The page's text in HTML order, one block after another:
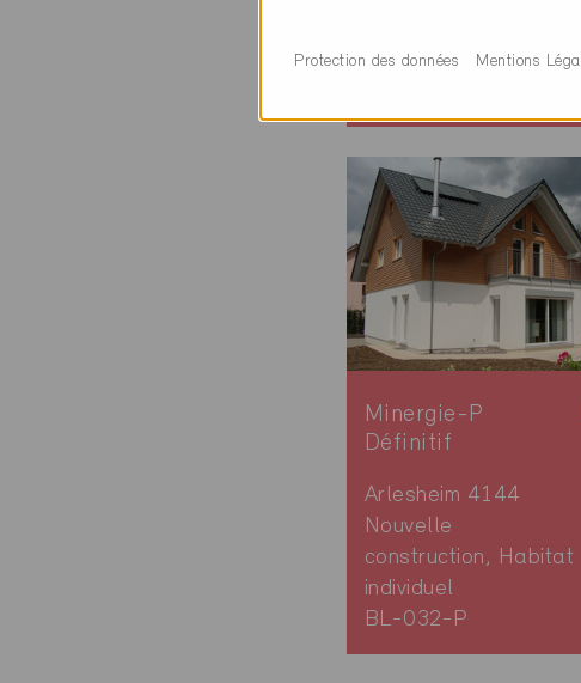
individuel
Minergie-P
Définitif
Arlesheim 4144
Nouvelle
construction, Habitat
individuel
BL-032-P
Protection des données Mentions